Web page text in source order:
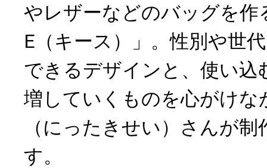
やレザーなどのバッグを作
E（キース）」。性別や世
できるデザインと、使い込
増していくものを心がけな
（にったきせい）さんが
す。